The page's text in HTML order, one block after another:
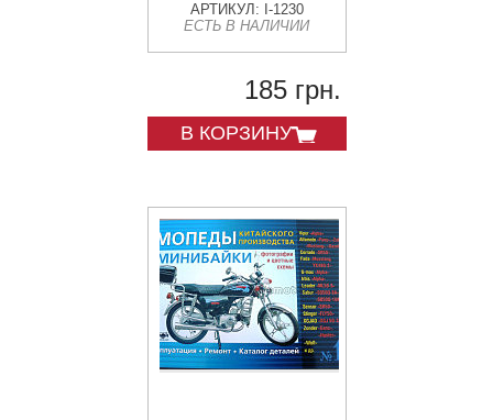
АРТИКУЛ: I-1230
ЕСТЬ В НАЛИЧИИ
185 грн.
В КОРЗИНУ